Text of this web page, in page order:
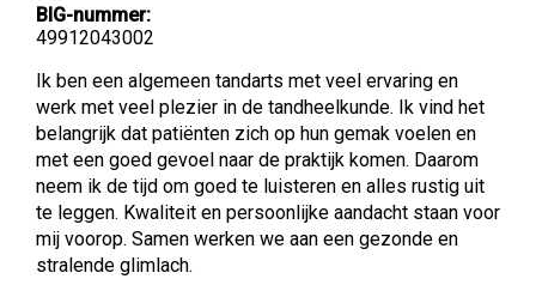
BIG-nummer:
49912043002
Ik ben een algemeen tandarts met veel ervaring en
werk met veel plezier in de tandheelkunde. Ik vind het
belangrijk dat patiënten zich op hun gemak voelen en
met een goed gevoel naar de praktijk komen. Daarom
neem ik de tijd om goed te luisteren en alles rustig uit
te leggen. Kwaliteit en persoonlijke aandacht staan voor
mij voorop. Samen werken we aan een gezonde en
stralende glimlach.